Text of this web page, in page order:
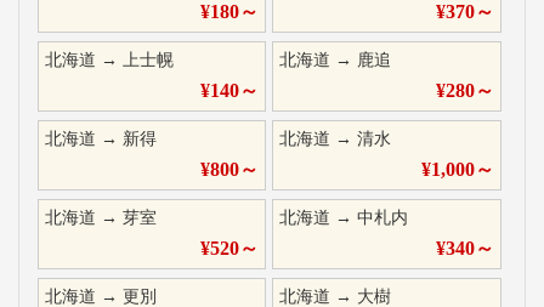
¥180～ ¥370～
北海道 → 上士幌
¥140～
北海道 → 鹿追
¥280～
北海道 → 新得
¥800～
北海道 →清水
¥1,000～
北海道 → 芽室
¥520～
北海道 →中札内
¥340～
北海道 → 更別 北海道 → 大樹